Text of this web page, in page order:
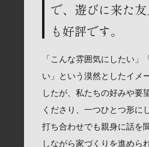
で、遊びに来た
も好評です。
「こんな雰囲気にしたい」
い」という漠然としたイメ
したが、私たちの好みや要
くださり、一つひとつ形に
打ち合わせでも親身に話を
しながら家づくりを進めら